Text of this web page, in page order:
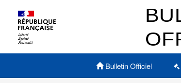
Menu principal
Bulletin Officiel